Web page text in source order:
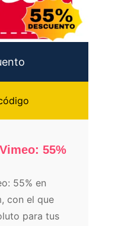
55%
55% en
con el que
para tus